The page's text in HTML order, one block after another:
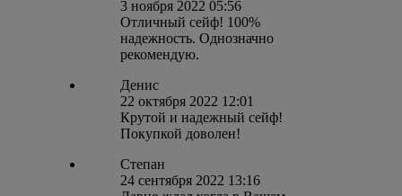
3 ноября 2022 05:56
Отличный сейф! 100%
надежность. Однозначно
рекомендую.
Денис
22 октября 2022 12:01
Крутой и надежный сейф!
Покупкой доволен!
Степан
24 сентября 2022 13:16